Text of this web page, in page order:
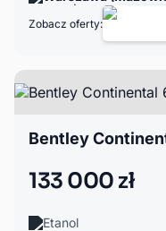
Zobacz oferty:
Bentley
133 000 zł
Etanol